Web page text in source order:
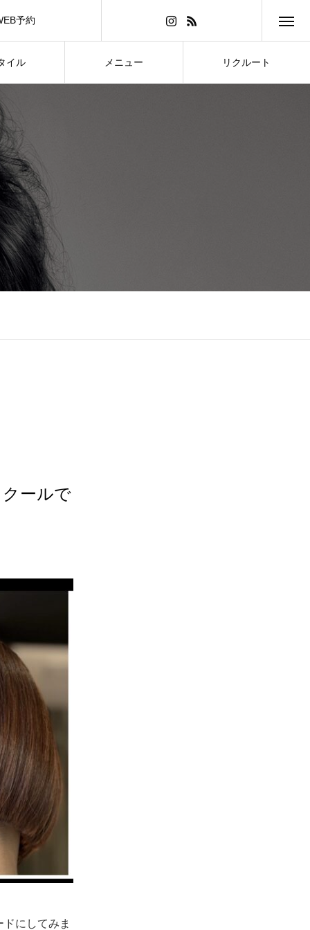
イル メニュー リクルート
予約
ールで
にしてみま